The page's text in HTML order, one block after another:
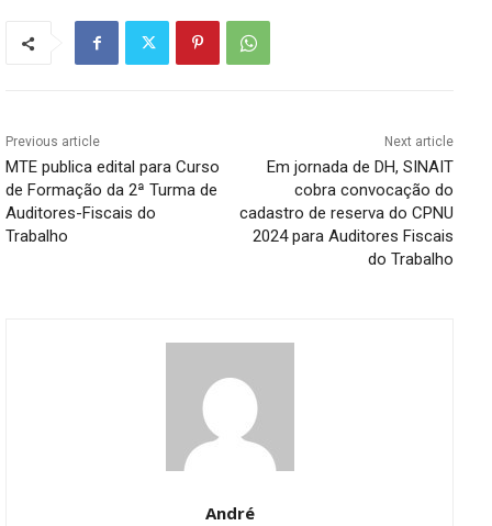
Previous article
MTE publica edital para Curso
de Formação da 2ª Turma de
Auditores-Fiscais do
Trabalho
Next article
Em jornada de DH, SINAIT
cobra convocação do
cadastro de reserva do CPNU
2024 para Auditores Fiscais
do Trabalho
André